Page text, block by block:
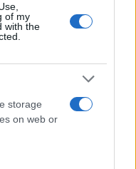
of my
with the
storage
on web or